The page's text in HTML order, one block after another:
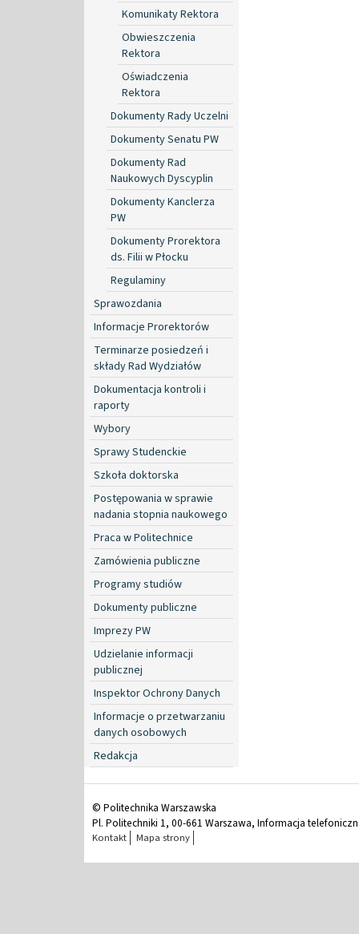
Komunikaty Rektora
Obwieszczenia
Rektora
Oświadczenia
Rektora
Dokumenty Rady Uczelni
Dokumenty Senatu PW
Dokumenty Rad
Naukowych Dyscyplin
Dokumenty Kanclerza
PW
Dokumenty Prorektora
ds. Filii w Płocku
Regulaminy
Sprawozdania
Informacje Prorektorów
Terminarze posiedzeń i
składy Rad Wydziałów
Dokumentacja kontroli i
raporty
Wybory
Sprawy Studenckie
Szkoła doktorska
Postępowania w sprawie
nadania stopnia naukowego
Praca w Politechnice
Zamówienia publiczne
Programy studiów
Dokumenty publiczne
Imprezy PW
Udzielanie informacji
publicznej
Inspektor Ochrony Danych
Informacje o przetwarzaniu
danych osobowych
Redakcja
© Politechnika Warszawska
Pl. Politechniki 1, 00-661 Warszawa, Informacja
Kontakt Mapa strony